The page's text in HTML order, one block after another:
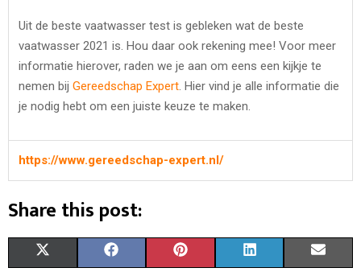
Uit de beste vaatwasser test is gebleken wat de beste
vaatwasser 2021 is. Hou daar ook rekening mee! Voor meer
informatie hierover, raden we je aan om eens een kijkje te
nemen bij Gereedschap Expert . Hier vind je alle informatie die
je nodig hebt om een juiste keuze te maken.
https://www.gereedschap-expert.nl/
Share this post: